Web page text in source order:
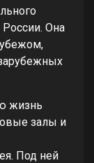
Она
жизнь
залы и
Под ней